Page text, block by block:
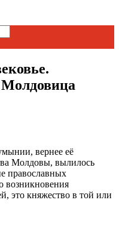
вернее её
Молдовы, вылилось
православных
возникновения
это княжество в той или